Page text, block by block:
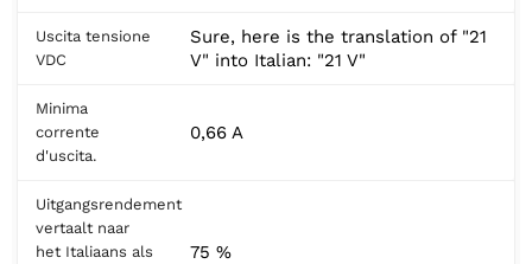
Uscita tensione
VDC
Sure, here is the translation of "21
V" into Italian: "21 V"
Minima
corrente
d'uscita.
0,66 A
Uitgangsrendement
vertaalt naar
het Italiaans als
75 %